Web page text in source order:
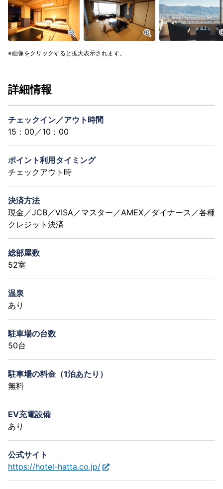
画像をクリックすると拡大表示されます。
詳細情報
チェックイン／アウト時間
15：00／10：00
ポイント利用タイミング
チェックアウト時
決済方法
現金／JCB／VISA／マスター／AMEX／ダイナース／各種
クレジット決済
総部屋数
52室
温泉
あり
駐車場の台数
50台
駐車場の料金（1泊あたり）
無料
EV充電設備
あり
公式サイト
https://hotel-hatta.co.jp/